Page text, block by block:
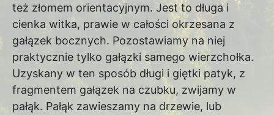
też złomem orientacyjnym. Jest to długa i
cienka witka, prawie w całości okrzesana z
gałązek bocznych. Pozostawiamy na niej
praktycznie tylko gałązki samego wierzchołka.
Uzyskany w ten sposób długi i giętki patyk, z
fragmentem gałązek na czubku, zwijamy w
pałąk. Pałąk zawieszamy na drzewie, lub